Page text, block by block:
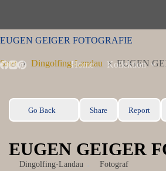
Home Kollektion
EUGEN GEIGER FOTOGRAFIE
Start Dingolfing-Landau EUGEN
Go Back Share Report
EUGEN GEIGER
Dingolfing-Landau Fotograf